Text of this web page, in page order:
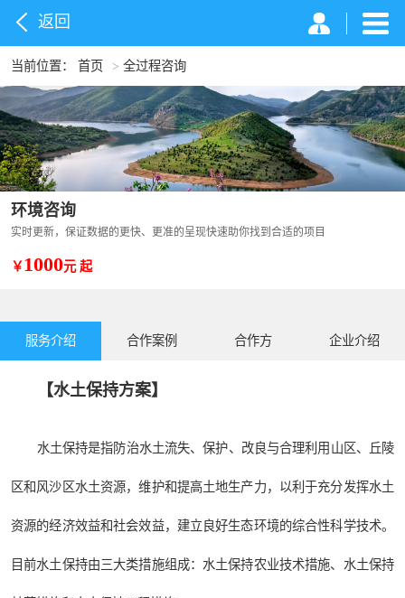
返回
当前位置： 首页 > 全过程咨询
环境咨询
实时更新，保证数据的更快、更准的呈现快速助你找到合适的项目
￥1000元 起
服务介绍 合作案例 合作方 企业介绍
【水土保持方案】
水土保持是指防治水土流失、保护、改良与合理利用山区、丘陵
区和风沙区水土资源，维护和提高土地生产力，以利于充分发挥水土
资源的经济效益和社会效益，建立良好生态环境的综合性科学技术。
目前水土保持由三大类措施组成：水土保持农业技术措施、水土保持